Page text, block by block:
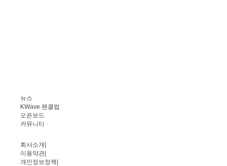
뉴스
KWave 팬클럽
오픈보드
커뮤니티
회사소개
이용약관
개인정보정책